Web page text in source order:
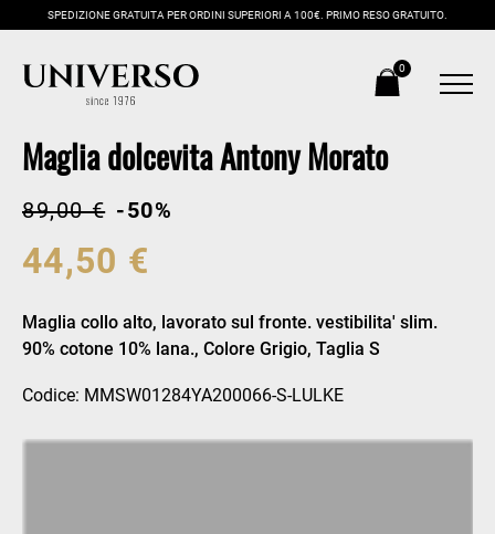
SPEDIZIONE GRATUITA PER ORDINI SUPERIORI A 100€. PRIMO RESO GRATUITO.
0
Maglia dolcevita Antony Morato
89,00 € -50%
44,50 €
Maglia collo alto, lavorato sul fronte. vestibilita' slim.
90% cotone 10% lana., Colore Grigio, Taglia S
Codice: MMSW01284YA200066-S-LULKE